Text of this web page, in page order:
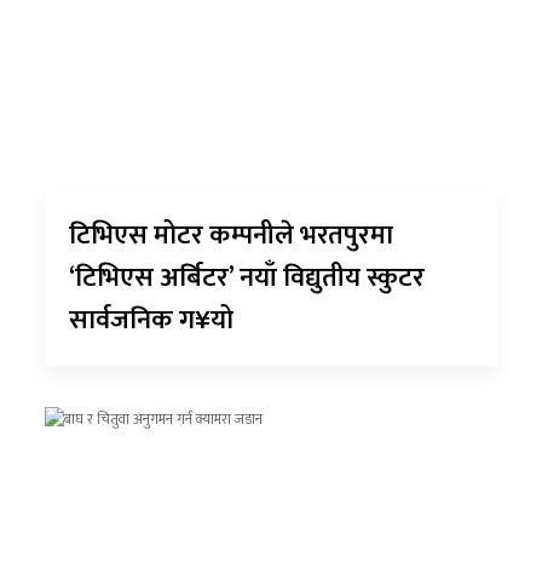
टिभिएस मोटर कम्पनीले भरतपुरमा
‘टिभिएस अर्बिटर’ नयाँ विद्युतीय स्कुटर
सार्वजनिक ग¥यो